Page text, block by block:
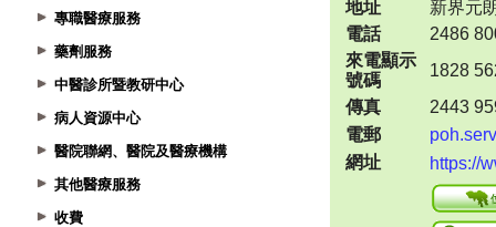
專職醫療服務
藥劑服務
中醫診所暨教研中心
病人資源中心
醫院聯網、醫院及醫療機構
其他醫療服務
收費